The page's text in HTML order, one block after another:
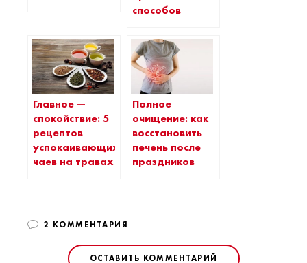
способов
Главное —
спокойствие: 5
рецептов
успокаивающих
чаев на травах
Полное
очищение: как
восстановить
печень после
праздников
2 КОММЕНТАРИЯ
ОСТАВИТЬ КОММЕНТАРИЙ